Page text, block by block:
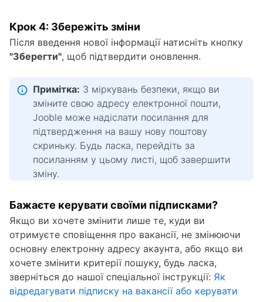
Крок 4: Збережіть зміни
Після введення нової інформації натисніть кнопку
"Зберегти", щоб підтвердити оновлення.
Примітка: З міркувань безпеки, якщо ви
зміните свою адресу електронної пошти,
Jooble може надіслати посилання для
підтвердження на вашу нову поштову
скриньку. Будь ласка, перейдіть за
посиланням у цьому листі, щоб завершити
зміну.
Бажаєте керувати своїми підписками?
Якщо ви хочете змінити лише те, куди ви
отримуєте сповіщення про вакансії, не змінюючи
основну електронну адресу акаунта, або якщо ви
хочете змінити критерії пошуку, будь ласка,
зверніться до нашої спеціальної інструкції: Як
відредагувати підписку на вакансії або керувати